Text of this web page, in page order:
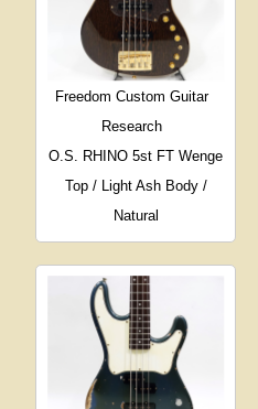
Freedom Custom Guitar
Research
O.S. RHINO 5st FT Wenge
Top / Light Ash Body /
Natural